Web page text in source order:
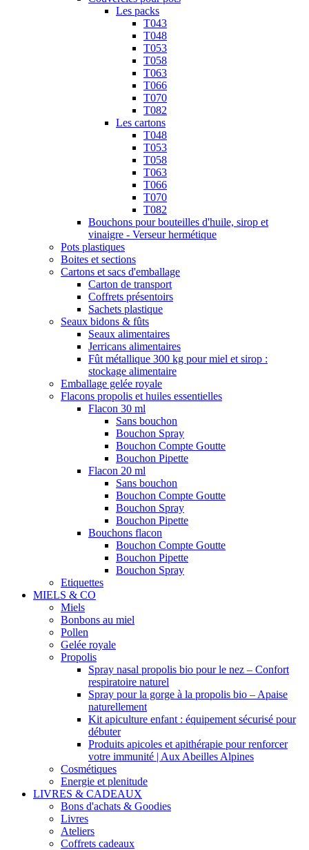
Les packs
T043
T048
T053
T058
T063
T066
T070
T082
Les cartons
T048
T053
T058
T063
T066
T070
T082
Bouchons pour bouteilles d'huile, sirop et
vinaigre - Verseur hermétique
Pots plastiques
Boites et sections
Cartons et sacs d'emballage
Carton de transport
Coffrets présentoirs
Sachets plastique
Seaux bidons & fûts
Seaux alimentaires
Jerricans alimentaires
Fût métallique 300 kg pour miel et sirop :
stockage alimentaire
Emballage gelée royale
Flacons propolis et huiles essentielles
Flacon 30 ml
Sans bouchon
Bouchon Spray
Bouchon Compte Goutte
Bouchon Pipette
Flacon 20 ml
Sans bouchon
Bouchon Compte Goutte
Bouchon Spray
Bouchon Pipette
Bouchons flacon
Bouchon Compte Goutte
Bouchon Pipette
Bouchon Spray
Etiquettes
MIELS & CO
Miels
Bonbons au miel
Pollen
Gelée royale
Propolis
Spray nasal propolis bio pour le nez – Confort
respiratoire naturel
Spray pour la gorge à la propolis bio – Apaise
naturellement
Kit apiculture enfant : équipement sécurisé pour
débuter
Produits apicoles et apithérapie pour renforcer
votre immunité | Aux Abeilles Alpines
Cosmétiques
Energie et plenitude
LIVRES & CADEAUX
Bons d'achats & Goodies
Livres
Ateliers
Coffrets cadeaux